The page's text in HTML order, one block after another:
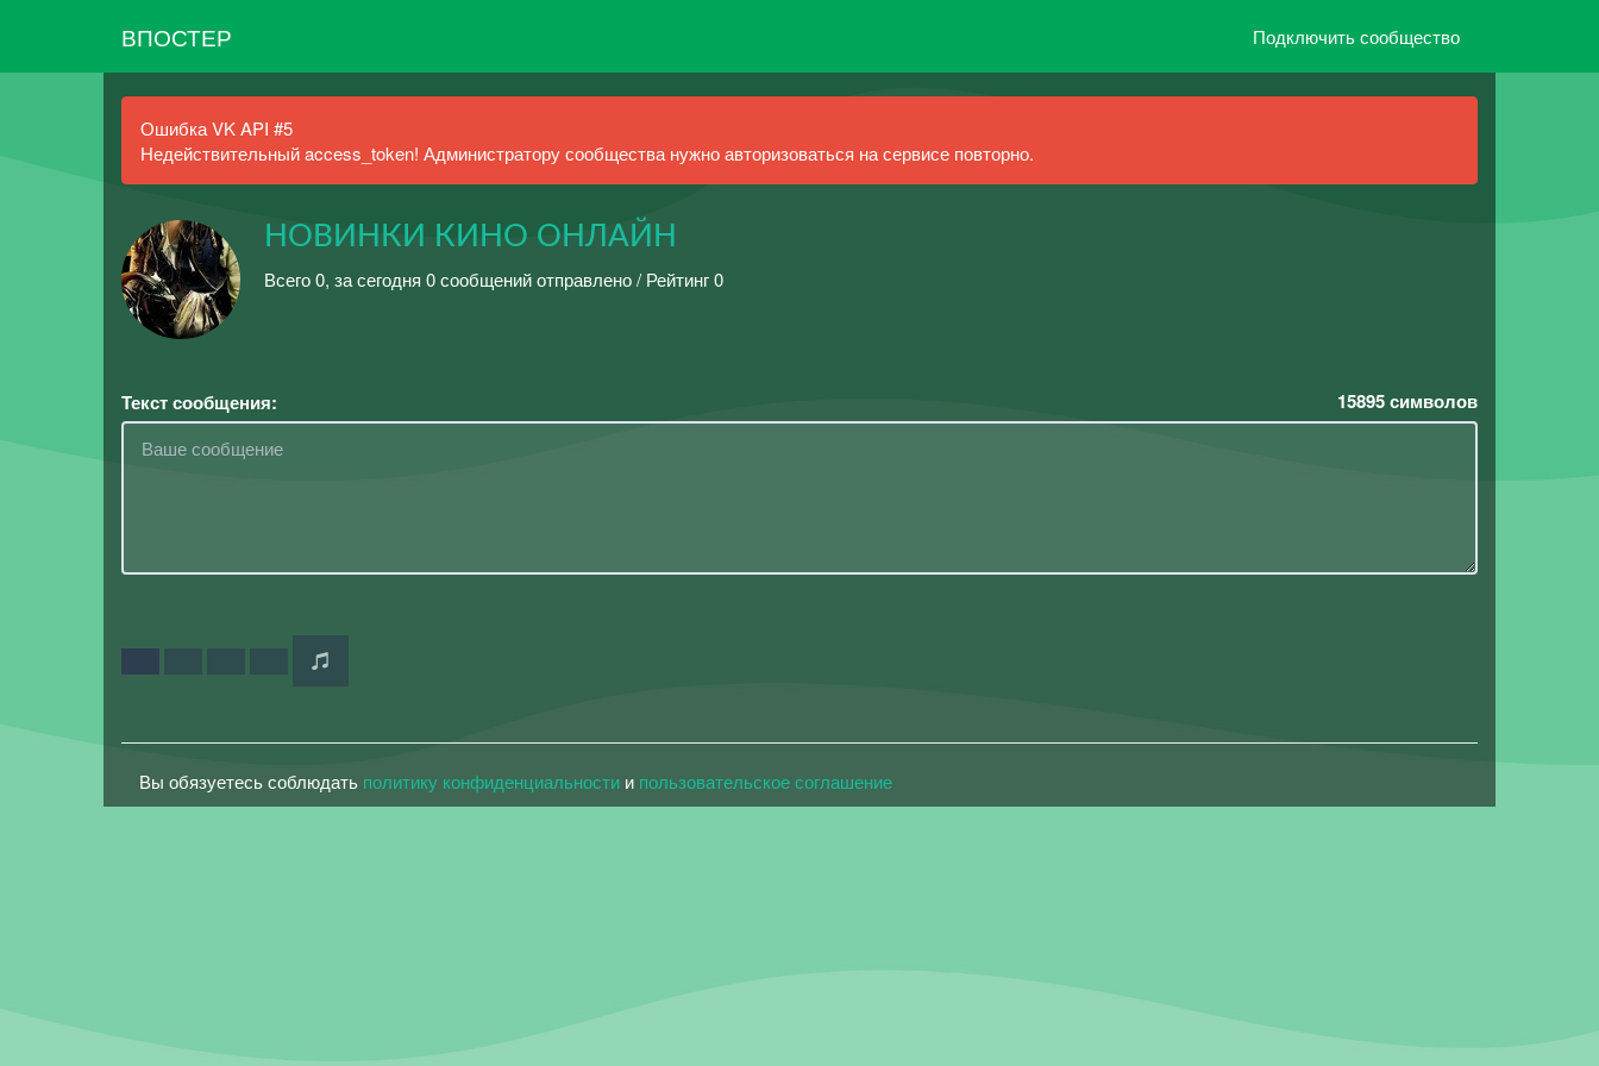
ВПОСТЕР Подключить сообщество
Ошибка VK API #5
Недействительный access_token! Администратору сообщества нужно авторизоваться на сервисе повторно.
НОВИНКИ КИНО ОНЛАЙН
Всего 0, за сегодня 0 сообщений отправлено / Рейтинг 0
Текст сообщения: 15895символов
Вы обязуетесь соблюдать политику конфиденциальности и пользовательское соглашение